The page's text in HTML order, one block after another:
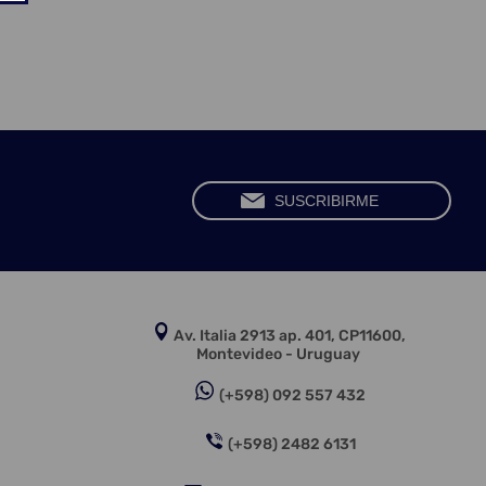
Av. Italia 2913 ap. 401, CP11600,
Montevideo - Uruguay
(+598) 092 557 432
(+598) 2482 6131